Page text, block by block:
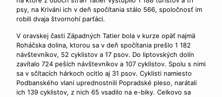
psy, na Kriváni ich v deň spočítania stálo 566, spoločnosť im
robili dvaja štvornohí parťáci.
V oravskej časti Západných Tatier bola v kurze opäť najmä
Roháčska dolina, ktorou sa v deň spočítania prešlo 1 182
návštevníkov, 52 cyklistov a 17 psov. Do liptovských dolín
zavítalo 724 peších návštevníkov a 107 cyklistov. Spolu s nimi
sa v sčítacích hárkoch ocitlo aj 31 psov. Cyklisti namiesto
Podbanského vlani uprednostnili Popradské pleso, narátali
ich 139 cyklistov, z nich 65 vsadilo na e-biky. Celkovo sa